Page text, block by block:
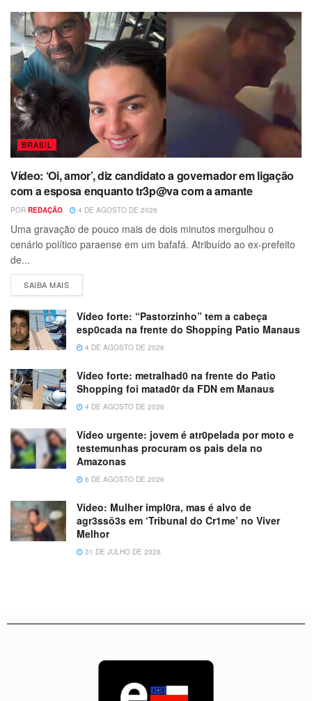
BRASIL
Vídeo: ‘Oi, amor’, diz candidato a governador em ligação
com a esposa enquanto tr3p@va com a amante
POR REDAÇÃO 4 DE AGOSTO DE 2026
Uma gravação de pouco mais de dois minutos mergulhou o
cenário político paraense em um bafafá. Atribuído ao ex-prefeito
de...
SAIBA MAIS
Vídeo forte: “Pastorzinho” tem a cabeça
esp0cada na frente do Shopping Patio Manaus
4 DE AGOSTO DE 2026
Vídeo forte: metralhad0 na frente do Patio
Shopping foi matad0r da FDN em Manaus
4 DE AGOSTO DE 2026
Vídeo urgente: jovem é atr0pelada por moto e
testemunhas procuram os pais dela no
Amazonas
6 DE AGOSTO DE 2026
Vídeo: Mulher impl0ra, mas é alvo de
agr3ssõ3s em ‘Tribunal do Cr1me’ no Viver
Melhor
31 DE JULHO DE 2026